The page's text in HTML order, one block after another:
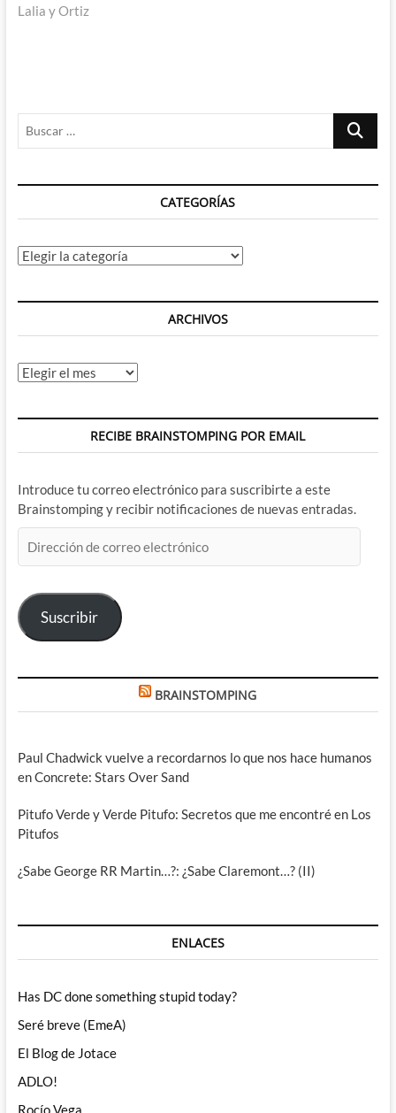
Lalia y Ortiz
Buscar
CATEGORÍAS
Categorías
ARCHIVOS
Archivos
RECIBE BRAINSTOMPING POR EMAIL
Introduce tu correo electrónico para suscribirte a este
Brainstomping y recibir notificaciones de nuevas entradas.
de
electrónico
Suscribir
BRAINSTOMPING
Paul Chadwick vuelve a recordarnos lo que nos hace humanos
en Concrete: Stars Over Sand
Pitufo Verde y Verde Pitufo: Secretos que me encontré en Los
Pitufos
¿Sabe George RR Martin…?: ¿Sabe Claremont…? (II)
ENLACES
Has DC done something stupid today?
Seré breve (EmeA)
El Blog de Jotace
ADLO!
Rocío Vega